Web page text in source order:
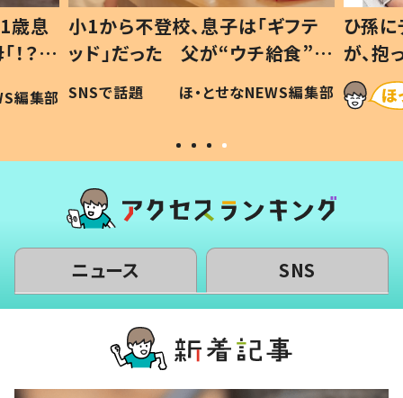
歳息
？」
編集部
小1から不登校、息子は「ギフテ
ッド」だった 父が“ウチ給食”を
作り続ける理由とは #令和の親
#令和の子
SNSで話題 ほ・とせなNEWS編集部
ひ孫
が、
「涙が
い」
ニュース SNS